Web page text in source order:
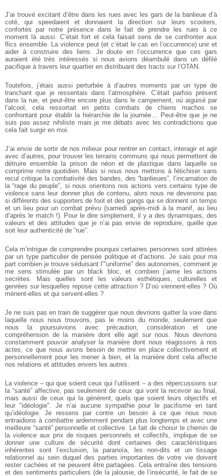
J’ai trouvé excitant d’être dans les rues avec les gars de la banlieue d’à
coté, qui speedaient et donnaient la direction sur leurs scooters,
confortés par notre présence dans le fait de prendre les rues à ce
moment là aussi. C’était fort et cela faisait sens de se confronter aux
flics ensemble. La violence peut (et c’était le cas en l’occurrence) unir et
aider à construire des liens. Je doute en l’occurrence que ces gars
auraient été très intéressés si nous avions déambulé dans un défilé
pacifique à travers leur quartier en distribuant des tracts sur l’OTAN.
Toutefois, j’étais aussi perturbée à d’autres moments par un type de
tranchant que je ressentais dans l’atmosphère. C’était parfois présent
dans la rue, et peut-être encore plus dans le campement, où aiguisé par
l’alcool, cela ressortait en petits combats de chiens machos se
confrontant pour établir la hiérarchie de la journée… Peut-être que je ne
suis pas assez nihiliste mais je me débats avec les contradictions que
cela fait surgir en moi.
J’ai envie de sortir de nos milieux pour rentrer en contact, interagir et agir
avec d’autres, pour trouver les terrains communs qui nous permettent de
détruire ensemble la prison de néon et de plastique dans laquelle se
comprime notre quotidien. Mais si nous nous mettons à fétichiser sans
recul critique la combativité des bandes, des “banlieues”, l’incarnation de
la “rage du peuple”, si nous orientons nos actions vers certains type de
violence sans leur donner plus de contenu, alors nous ne devenons pas
si différents des supporters de foot et des gangs qui se donnent un temps
et un lieu pour un combat prévu (samedi après-midi à la manif, au lieu
d’après le match !). Pour le dire simplement, il y a des dynamiques, des
valeurs et des attitudes que je n’ai pas envie de reproduire, quelle que
soit leur authenticité de “rue”.
Cela m’intrigue de comprendre pourquoi certaines personnes sont attirées
par un type particulier de pensée politique et d’actions. Je sais pour ma
part combien je trouve séduisant l’"uniforme" des autonomes, comment je
me sens stimulée par un black bloc, et combien j’aime les actions
secrètes. Mais quelles sont les valeurs esthétiques, culturelles et
genrées sur lesquelles repose cette attraction ? D’où viennent-elles ? Où
mènent-elles et qui servent-elles ?
Je ne suis pas en train de suggérer que nous devrions quitter la voie dans
laquelle nous nous trouvons, pas le moins du monde, seulement que
nous la poursuivions avec précaution, considération et une
compréhension de la manière dont elle agit sur nous. Nous devrions
constamment pouvoir analyser la manière dont nous réagissons à nos
actes, ce que nous avons besoin de mettre en place collectivement et
personnellement pour les mener à bien, et la manière dont cela affecte
nos relations et attitudes envers les autres.
La violence – qui que soient ceux qui l’utilisent – a des répercussions sur
la “santé” affective, pas seulement de ceux qui vont la recevoir au final,
mais aussi de ceux qui la génèrent, quels que soient leurs objectifs et
leur "idéologie". Je n’ai aucune sympathie pour le pacifisme en tant
qu’idéologie. Je ressens par contre un besoin à ce que nous nous
entraidions à combattre ardemment pendant plus longtemps et avec une
meilleure “santé” personnelle et collective. Le fait de choisir le chemin de
la violence aux prix de risques personnels et collectifs, implique de se
donner une culture de sécurité dont certaines des caractéristiques
inhérentes sont l’exclusion, la paranoïa, les non-dits et un tissage
relationnel au sein duquel des parties importantes de votre vie doivent
rester cachées et ne peuvent être partagées. Cela entraîne des tensions
et des sentiments particuliers (de la jalousie, de l’insécurité, le fait de se